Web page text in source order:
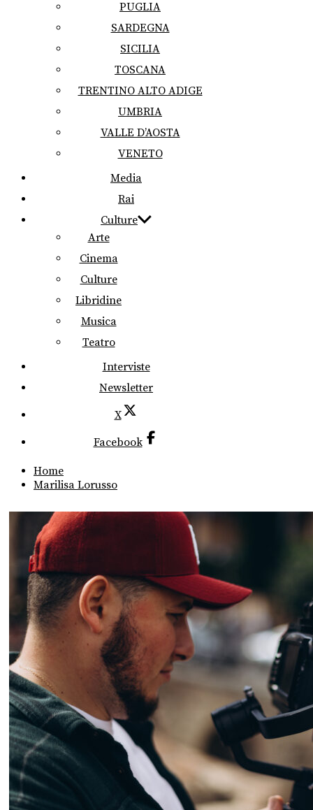
PUGLIA
SARDEGNA
SICILIA
TOSCANA
TRENTINO ALTO ADIGE
UMBRIA
VALLE D’AOSTA
VENETO
Media
Rai
Culture
Arte
Cinema
Culture
Libridine
Musica
Teatro
Interviste
Newsletter
X
Facebook
Home
Marilisa Lorusso